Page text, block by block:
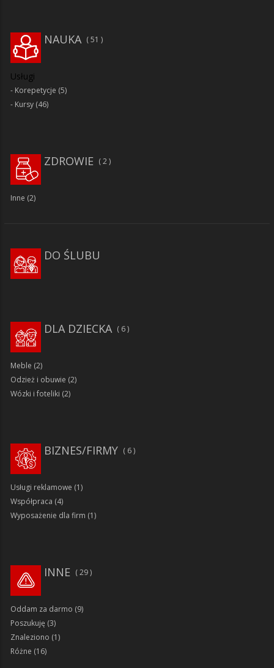
51
NAUKA
Usługi
Korepetycje (5)
Kursy (46)
ZDROWIE 2
Inne (2)
DO ŚLUBU
6
DLA DZIECKA
Meble (2)
Odzież i obuwie (2)
Wózki i foteliki (2)
6
BIZNES/FIRMY
Usługi reklamowe (1)
Współpraca (4)
Wyposażenie dla firm (1)
29
INNE
Oddam za darmo (9)
Poszukuję (3)
Znaleziono (1)
Różne (16)